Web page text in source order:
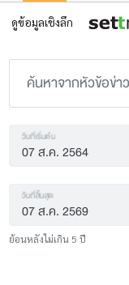
ดูข้อมูลเชิงลึก
วันที่เริ่มต้น
วันที่สิ้นสุด
ย้อนหลังไม่เกิน 5 ปี